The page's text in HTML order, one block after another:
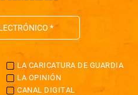
LA CARICATURA DE GUARDIA
LA OPINIÓN
CANAL DIGITAL